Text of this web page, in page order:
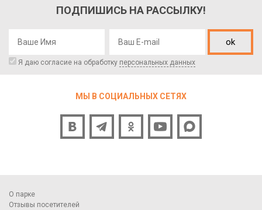
ПОДПИШИСЬ НА РАССЫЛКУ!
ok
Я даю согласие на обработку персональных данных
МЫ В СОЦИАЛЬНЫХ СЕТЯХ
О парке
Отзывы посетителей